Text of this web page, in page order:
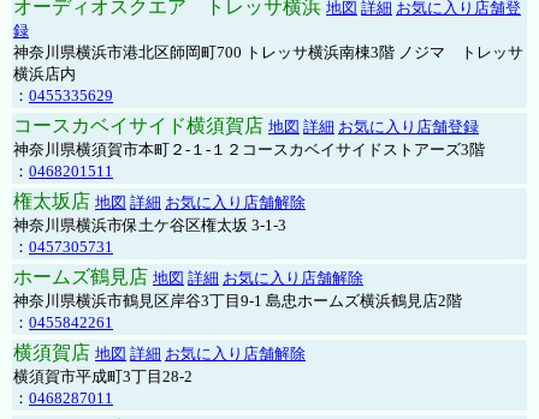
オーディオスクエア トレッサ横浜 地図 詳細 お気に入り店舗登
録
神奈川県横浜市港北区師岡町700 トレッサ横浜南棟3階 ノジマ トレッサ
横浜店内
： 0455335629
コースカベイサイド横須賀店 地図 詳細 お気に入り店舗登録
神奈川県横須賀市本町２-１-１２コースカベイサイドストアーズ3階
： 0468201511
権太坂店 地図 詳細 お気に入り店舗解除
神奈川県横浜市保土ケ谷区権太坂 3-1-3
： 0457305731
ホームズ鶴見店 地図 詳細 お気に入り店舗解除
神奈川県横浜市鶴見区岸谷3丁目9-1 島忠ホームズ横浜鶴見店2階
： 0455842261
横須賀店 地図 詳細 お気に入り店舗解除
横須賀市平成町3丁目28-2
： 0468287011